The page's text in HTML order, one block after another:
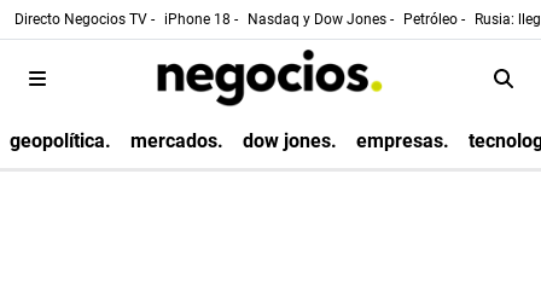
Directo Negocios TV - iPhone 18 - Nasdaq y Dow Jones - Petróleo - Rusia:
geopolítica. mercados. dow jones. empresas.